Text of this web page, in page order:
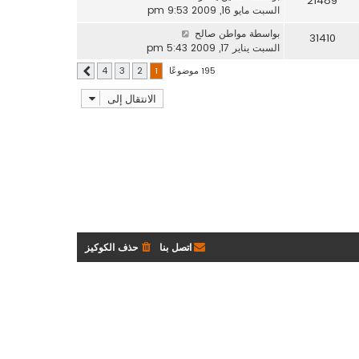
السبت مايو 16, 2009 9:53 pm
31410 بواسطة مواطن صالح
السبت يناير 17, 2009 5:43 pm
195 موضوعًا 1
2
3
4 التالي
الانتقال إلى
حذف الكوكيز اتصل بنا